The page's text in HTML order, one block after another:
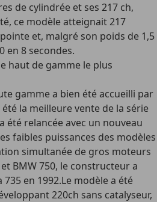
de cylindrée et ses 217 ch,
ce modèle atteignait 217
et, malgré son poids de 1,5
en 8 secondes.
haut de gamme le plus
gamme a bien été accueilli par
été la meilleure vente de la série
été relancée avec un nouveau
faibles puissances des modèles
simultanée de gros moteurs
BMW 750, le constructeur a
en 1992.Le modèle a été
220ch sans catalyseur,